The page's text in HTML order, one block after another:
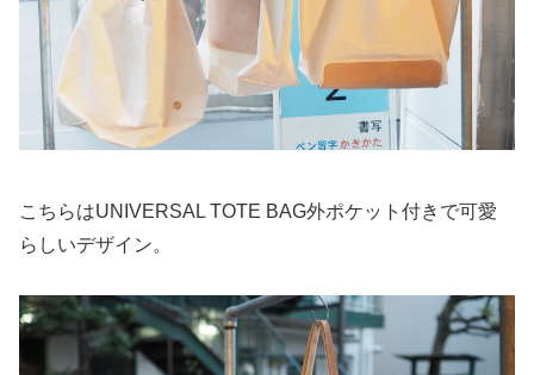
こちらはUNIVERSAL TOTE BAG外ポケット付きで可愛
らしいデザイン。